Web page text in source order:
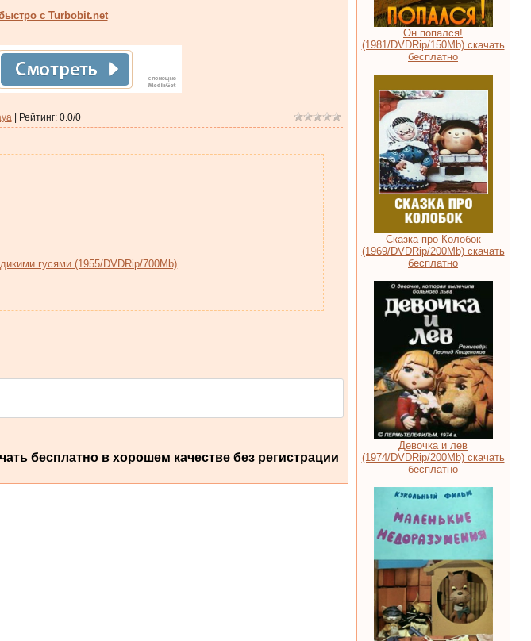
с Turbobit.net
Рейтинг: 0.0/0
гусями (1955/DVDRip/700Mb)
бесплатно в хорошем качестве без регистрации
Он попался!
(1981/DVDRip/150Mb) скачать
бесплатно
Сказка про Колобок
(1969/DVDRip/200Mb) скачать
бесплатно
Девочка и лев
(1974/DVDRip/200Mb) скачать
бесплатно